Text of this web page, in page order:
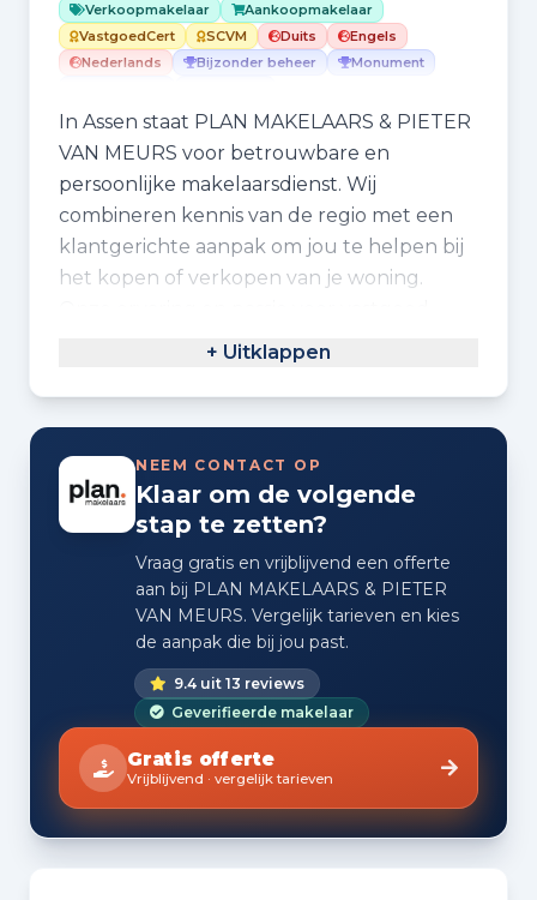
Verkoopmakelaar
Aankoopmakelaar
VastgoedCert
SCVM Duits
Engels
Nederlands
Bijzonder beheer
Monument
In Assen staat PLAN MAKELAARS & PIETER
VAN MEURS voor betrouwbare en
persoonlijke makelaarsdienst. Wij
combineren kennis van de regio met een
klantgerichte aanpak om jou te helpen bij
het kopen of verkopen van je woning.
zorgen voor een geruststellende
bijzonder beheer, monumenten,
nieuwbouw en recreatie. Onze
professionals zijn geaccrediteerd met
VastgoedCert en SCVM, wat aantoont dat
wij op hoog niveau werken. Wij spreken
Nederlands, Engels en Duits, zodat we
jouw wensen duidelijk kunnen uitleggen
en ondersteunen. Neem contact op met
ons voor een persoonlijk advies of om te
kijken wat wij voor jou kunnen betekenen.
+ Uitklappen
NEEM CONTACT OP
Klaar om de volgende
stap te zetten?
Vraag gratis en vrijblijvend een offerte
aan bij PLAN MAKELAARS & PIETER
VAN MEURS. Vergelijk tarieven en kies
de aanpak die bij jou past.
9.4 uit 13 reviews
Geverifieerde makelaar
Gratis offerte
Vrijblijvend · vergelijk tarieven